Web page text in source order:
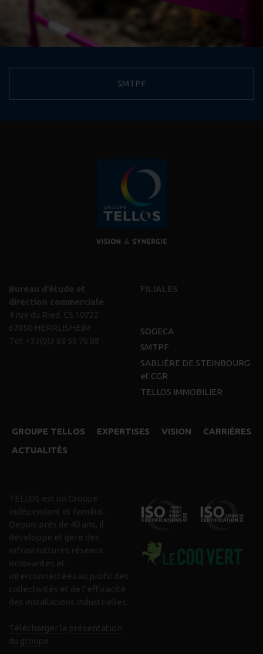
SMTPF
Bureau d’étude et
direction commerciale
4 rue du Ried, CS 10722
67850 HERRLISHEIM
Tel: +33(0)3 88 59 76 88
GROUPE TELLOS EXPERTISES VISION
CARRIÈRES
ACTUALITÉS
TELLOS est un Groupe
indépendant et familial.
Depuis près de 40 ans, il
développe et gère des
infrastructures réseaux
innovantes et
interconnectées au profit des
collectivités et de l’efficacité
des installations industrielles.
Télécharger la présentation
du groupe
FILIALES
SOGECA
SMTPF
SABLIÈRE DE STEINBOURG
et CGR
TELLOS IMMOBILIER